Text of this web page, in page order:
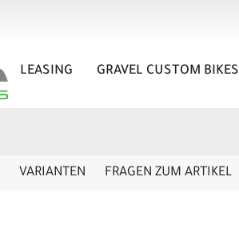
LEASING GRAVEL CUSTOM BIKES
VARIANTEN FRAGEN ZUM ARTIKEL